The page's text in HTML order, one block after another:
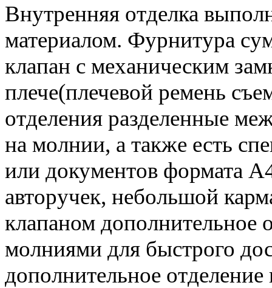
Внутренняя отделка
материалом. Фурнитура
клапан с механическим
плече(плечевой ремень
отделения разделенные
на молнии, а также есть
или документов формата
авторучек, небольшой
клапаном дополнительное
молниями для быстрого
дополнительное